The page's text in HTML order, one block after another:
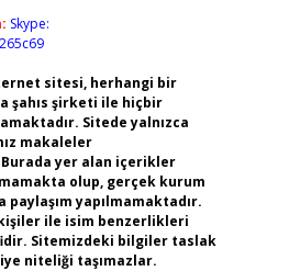
Skype:
sitesi, herhangi bir
şahıs şirketi ile hiçbir
Sitede yalnızca
makaleler
Burada yer alan içerikler
olup, gerçek kurum
paylaşım yapılmamaktadır.
ile isim benzerlikleri
Sitemizdeki bilgiler taslak
niteliği taşımazlar.